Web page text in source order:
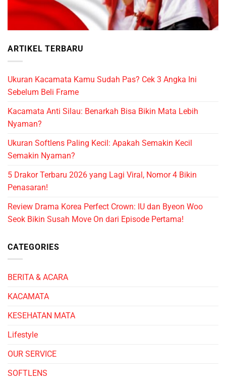
ARTIKEL TERBARU
Ukuran Kacamata Kamu Sudah Pas? Cek 3 Angka Ini
Sebelum Beli Frame
Kacamata Anti Silau: Benarkah Bisa Bikin Mata Lebih
Nyaman?
Ukuran Softlens Paling Kecil: Apakah Semakin Kecil
Semakin Nyaman?
5 Drakor Terbaru 2026 yang Lagi Viral, Nomor 4 Bikin
Penasaran!
Review Drama Korea Perfect Crown: IU dan Byeon Woo
Seok Bikin Susah Move On dari Episode Pertama!
CATEGORIES
BERITA & ACARA
KACAMATA
KESEHATAN MATA
Lifestyle
OUR SERVICE
SOFTLENS